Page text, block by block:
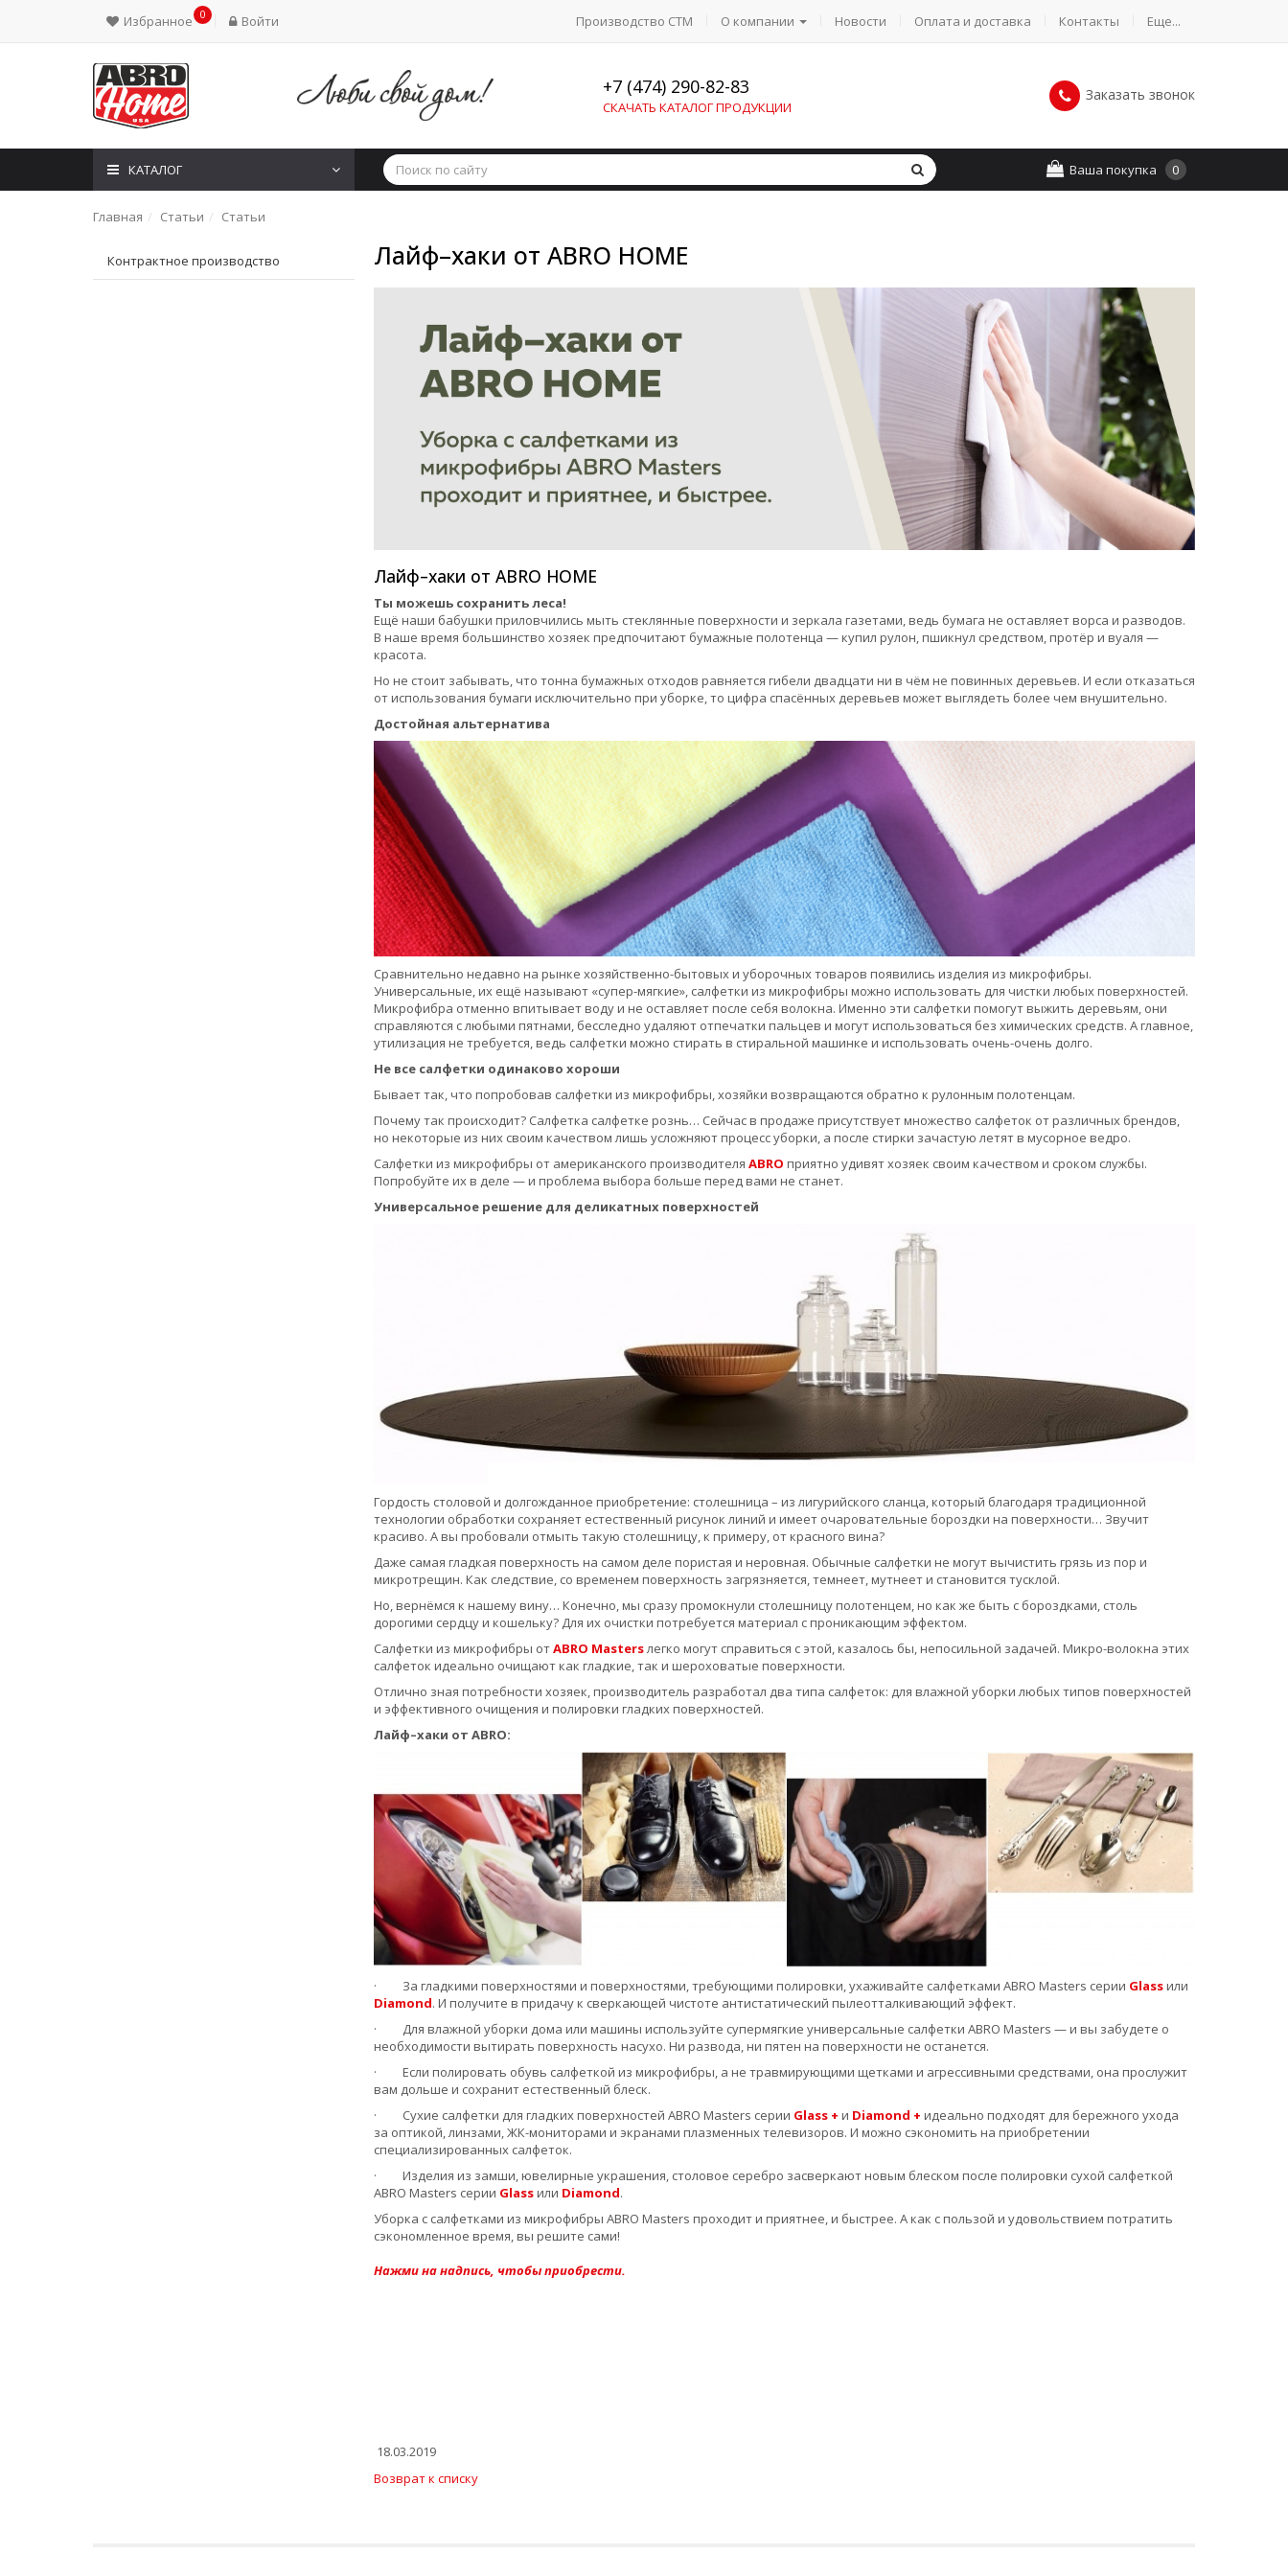
Избранное 0 Войти Производство СТМ О компании Новости Оплата и доставка Контакты Еще...
+7 (474) 290-82-83
СКАЧАТЬ КАТАЛОГ ПРОДУКЦИИ
Заказать звонок
КАТАЛОГ Ваша покупка 0
Главная Статьи Статьи
Лайф–хаки от ABRO HOME
Контрактное производство
Лайф–хаки от ABRO HOME
Ты можешь сохранить леса!
Ещё наши бабушки приловчились мыть стеклянные поверхности и зеркала газетами, ведь бумага не оставляет ворса и разводов.
В наше время большинство хозяек предпочитают бумажные полотенца — купил рулон, пшикнул средством, протёр и вуаля —
красота.
Но не стоит забывать, что тонна бумажных отходов равняется гибели двадцати ни в чём не повинных деревьев. И если отказаться
от использования бумаги исключительно при уборке, то цифра спасённых деревьев может выглядеть более чем внушительно.
Достойная альтернатива
Сравнительно недавно на рынке хозяйственно-бытовых и уборочных товаров появились изделия из микрофибры.
Универсальные, их ещё называют «супер-мягкие», салфетки из микрофибры можно использовать для чистки любых поверхностей.
Микрофибра отменно впитывает воду и не оставляет после себя волокна. Именно эти салфетки помогут выжить деревьям, они
справляются с любыми пятнами, бесследно удаляют отпечатки пальцев и могут использоваться без химических средств. А главное,
утилизация не требуется, ведь салфетки можно стирать в стиральной машинке и использовать очень-очень долго.
Не все салфетки одинаково хороши
Бывает так, что попробовав салфетки из микрофибры, хозяйки возвращаются обратно к рулонным полотенцам.
Почему так происходит? Салфетка салфетке рознь… Сейчас в продаже присутствует множество салфеток от различных брендов,
но некоторые из них своим качеством лишь усложняют процесс уборки, а после стирки зачастую летят в мусорное ведро.
Салфетки из микрофибры от американского производителя ABRO приятно удивят хозяек своим качеством и сроком службы.
Попробуйте их в деле — и проблема выбора больше перед вами не станет.
Универсальное решение для деликатных поверхностей
Гордость столовой и долгожданное приобретение: столешница – из лигурийского сланца, который благодаря традиционной
технологии обработки сохраняет естественный рисунок линий и имеет очаровательные бороздки на поверхности… Звучит
красиво. А вы пробовали отмыть такую столешницу, к примеру, от красного вина?
Даже самая гладкая поверхность на самом деле пористая и неровная. Обычные салфетки не могут вычистить грязь из пор и
микротрещин. Как следствие, со временем поверхность загрязняется, темнеет, мутнеет и становится тусклой.
Но, вернёмся к нашему вину… Конечно, мы сразу промокнули столешницу полотенцем, но как же быть с бороздками, столь
дорогими сердцу и кошельку? Для их очистки потребуется материал с проникающим эффектом.
Салфетки из микрофибры отABRO Mastersлегко могут справиться с этой, казалось бы, непосильной задачей. Микро-волокна этих
салфеток идеально очищают как гладкие, так и шероховатые поверхности.
Отлично зная потребности хозяек, производитель разработал два типа салфеток: для влажной уборки любых типов поверхностей
и эффективного очищения и полировки гладких поверхностей.
Лайф–хаки от ABRO:
· За гладкими поверхностями и поверхностями, требующими полировки, ухаживайте салфетками ABRO Masters серии Glassили
Diamond. И получите в придачу к сверкающей чистоте антистатический пылеотталкивающий эффект.
· Для влажной уборки дома или машины используйте супермягкие универсальные салфетки ABRO Masters — и вы забудете о
необходимости вытирать поверхность насухо. Ни развода, ни пятен на поверхности не останется.
· Если полировать обувь салфеткой из микрофибры, а не травмирующими щетками и агрессивными средствами, она прослужит
вам дольше и сохранит естественный блеск.
· Сухие салфетки для гладких поверхностей ABRO Masters серии Glass + и Diamond + идеально подходят для бережного ухода
за оптикой, линзами, ЖК-мониторами и экранами плазменных телевизоров. И можно сэкономить на приобретении
специализированных салфеток.
· Изделия из замши, ювелирные украшения, столовое серебро засверкают новым блеском после полировки сухой салфеткой
ABRO Masters серии Glassили Diamond.
Уборка с салфетками из микрофибры ABRO Masters проходит и приятнее, и быстрее. А как с пользой и удовольствием потратить
сэкономленное время, вы решите сами!
Нажми на надпись, чтобы приобрести.
18.03.2019
Возврат к списку